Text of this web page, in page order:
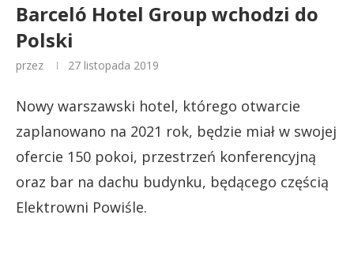
Barceló Hotel Group wchodzi do
Polski
przez 27 listopada 2019
Nowy warszawski hotel, którego otwarcie
zaplanowano na 2021 rok, będzie miał w swojej
ofercie 150 pokoi, przestrzeń konferencyjną
oraz bar na dachu budynku, będącego częścią
Elektrowni Powiśle.